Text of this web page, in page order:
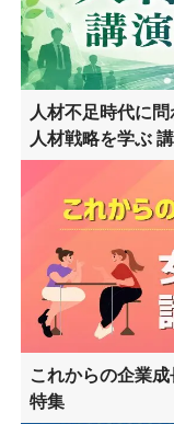
人材不足時代に
人材戦略を学ぶ
これからの企業
特集